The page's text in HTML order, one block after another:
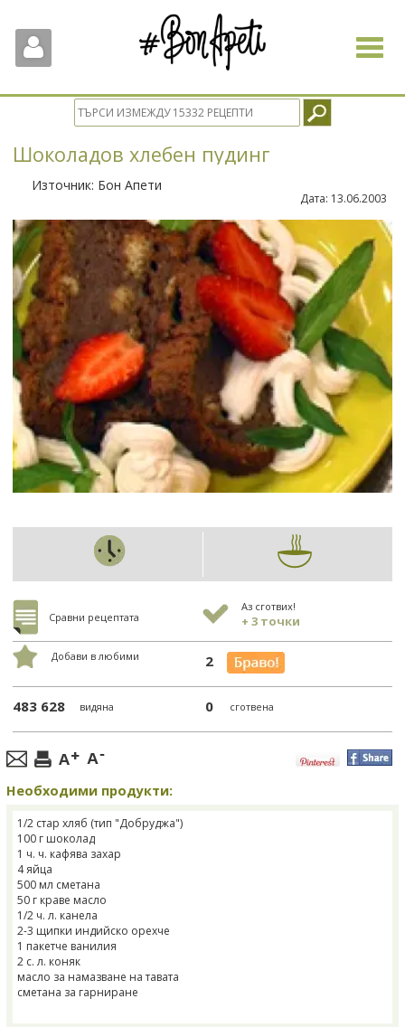
Toggle
Шоколадов хлебен пудинг
Източник: Бон Апети
Дата: 13.06.2003
Сравни рецептата
Аз сготвих!
+ 3 точки
Добави в любими 2
483 628 видяна 0 сготвена
Необходими продукти:
1/2 стар хляб (тип "Добруджа")
100 г шоколад
1 ч. ч. кафява захар
4 яйца
500 мл сметана
50 г краве масло
1/2 ч. л. канела
2-3 щипки индийско орехче
1 пакетче ванилия
2 с. л. коняк
масло за намазване на тавата
сметана за гарниране